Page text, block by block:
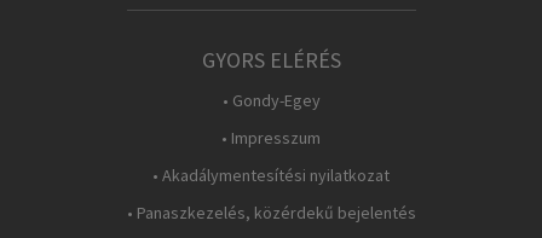
GYORS ELÉRÉS
• Gondy-Egey
• Impresszum
• Akadálymentesítési nyilatkozat
• Panaszkezelés, közérdekű bejelentés